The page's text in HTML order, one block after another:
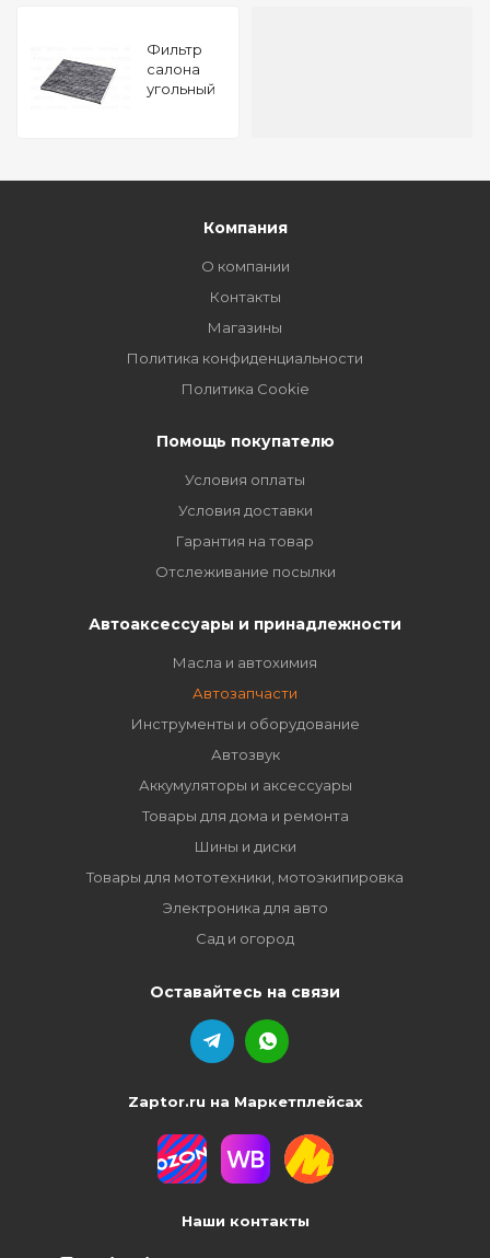
Фильтр
салона
угольный
Компания
О компании
Контакты
Магазины
Политика конфиденциальности
Политика Cookie
Помощь покупателю
Условия оплаты
Условия доставки
Гарантия на товар
Отслеживание посылки
Автоаксессуары и принадлежности
Масла и автохимия
Автозапчасти
Инструменты и оборудование
Автозвук
Аккумуляторы и аксессуары
Товары для дома и ремонта
Шины и диски
Товары для мототехники, мотоэкипировка
Электроника для авто
Сад и огород
Оставайтесь на связи
Zaptor.ru на Маркетплейсах
Наши контакты